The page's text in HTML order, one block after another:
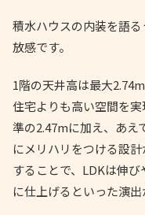
積水ハウスの内装を語
放感です。
1階の天井高は最大
住宅よりも高い空間を
準の2.47mに加え、あえ
にメリハリをつける設
することで、LDKは伸
に仕上げるといった演出